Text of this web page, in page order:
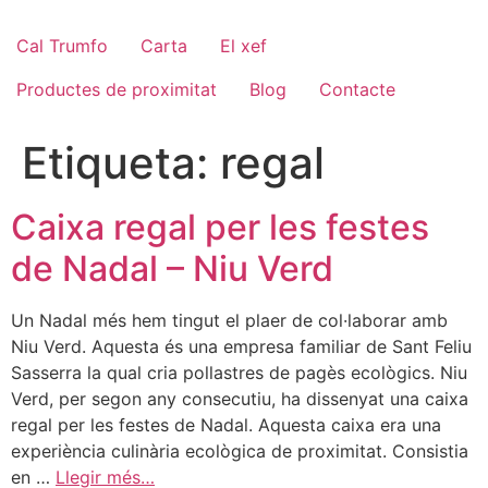
Cal Trumfo Carta
El xef
Productes de proximitat
Blog Contacte
Etiqueta: regal
Caixa regal per les festes
de Nadal – Niu Verd
Un Nadal més hem tingut el plaer de col·laborar amb
Niu Verd. Aquesta és una empresa familiar de Sant Feliu
Sasserra la qual cria pollastres de pagès ecològics. Niu
Verd, per segon any consecutiu, ha dissenyat una caixa
regal per les festes de Nadal. Aquesta caixa era una
experiència culinària ecològica de proximitat. Consistia
en … Llegir més…